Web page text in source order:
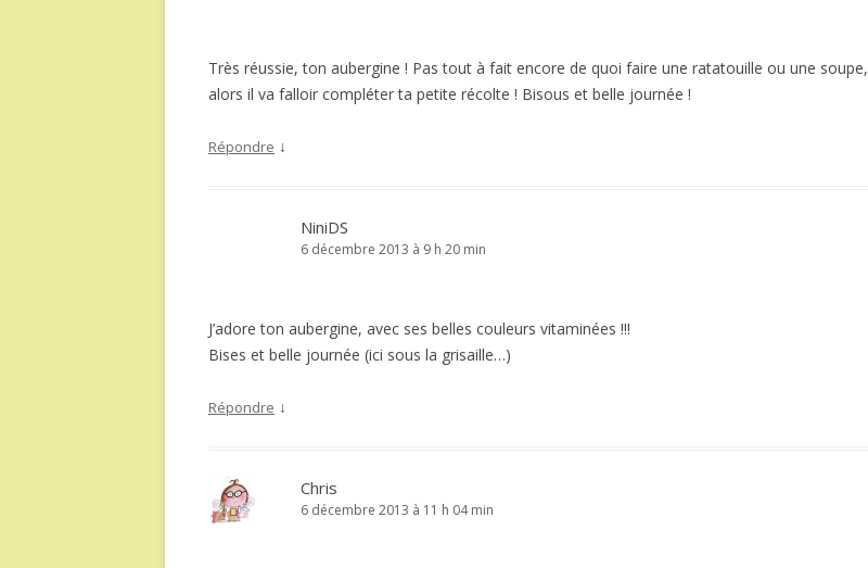
Très réussie, ton aubergine ! Pas tout à fait encore de quoi faire une ratatouille ou une soupe,
alors il va falloir compléter ta petite récolte ! Bisous et belle journée !
Répondre ↓
NiniDS
6 décembre 2013 à 9 h 20 min
J’adore ton aubergine, avec ses belles couleurs vitaminées !!!
Bises et belle journée (ici sous la grisaille…)
Répondre ↓
Chris
6 décembre 2013 à 11 h 04 min